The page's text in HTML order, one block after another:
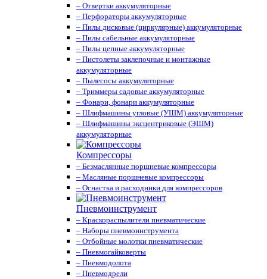
– Отвертки аккумуляторные
– Перфораторы аккумуляторные
– Пилы дисковые (циркулярные) аккумуляторные
– Пилы сабельные аккумуляторные
– Пилы цепные аккумуляторные
– Пистолеты заклепочные и монтажные
аккумуляторные
– Пылесосы аккумуляторные
– Триммеры садовые аккумуляторные
– Фонари, фонари аккумуляторные
– Шлифмашины угловые (УШМ) аккумуляторные
– Шлифмашины эксцентриковые (ЭШМ)
аккумуляторные
Компрессоры
– Безмаслянные поршневые компрессоры
– Масляные поршневые компрессоры
– Оснастка и расходники для компрессоров
Пневмоинструмент
– Краскораспылители пневматические
– Наборы пневмоинструмента
– Отбойные молотки пневматические
– Пневмогайковерты
– Пневмодолота
– Пневмодрели